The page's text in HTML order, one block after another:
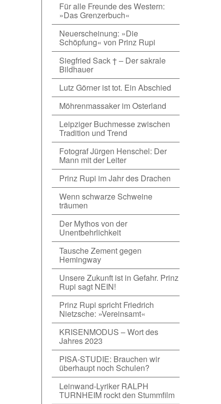
Für alle Freunde des Western:
»Das Grenzerbuch«
Neuerscheinung: »Die
Schöpfung« von Prinz Rupi
Siegfried Sack † – Der sakrale
Bildhauer
Lutz Görner ist tot. Ein Abschied
Möhrenmassaker im Osterland
Leipziger Buchmesse zwischen
Tradition und Trend
Fotograf Jürgen Henschel: Der
Mann mit der Leiter
Prinz Rupi im Jahr des Drachen
Wenn schwarze Schweine
träumen
Der Mythos von der
Unentbehrlichkeit
Tausche Zement gegen
Hemingway
Unsere Zukunft ist in Gefahr. Prinz
Rupi sagt NEIN!
Prinz Rupi spricht Friedrich
Nietzsche: »Vereinsamt«
KRISENMODUS – Wort des
Jahres 2023
PISA-STUDIE: Brauchen wir
überhaupt noch Schulen?
Leinwand-Lyriker RALPH
TURNHEIM rockt den Stummfilm